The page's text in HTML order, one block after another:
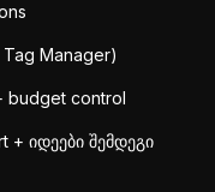
Manager)
budget control
იდეები შემდეგი